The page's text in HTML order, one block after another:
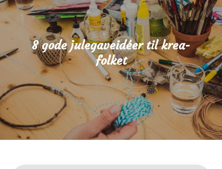
8 gode julegaveidéer til krea-
folket